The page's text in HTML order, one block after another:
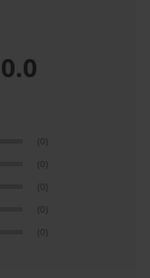
0.0
(0)
(0)
(0)
(0)
(0)